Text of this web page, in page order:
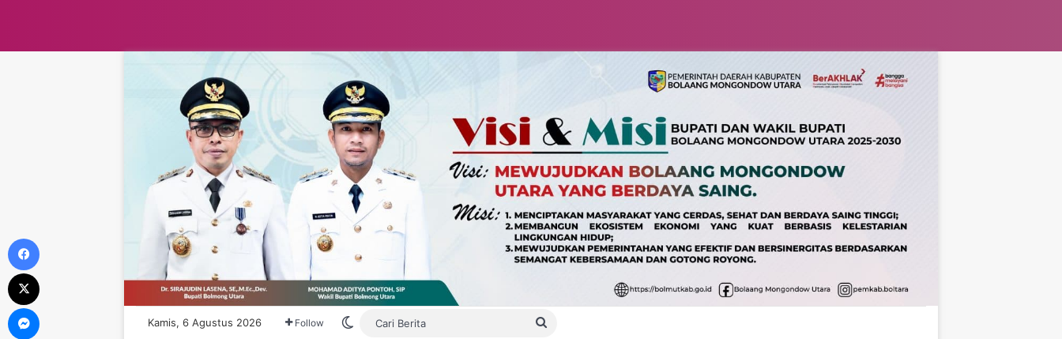
Kamis, 6 Agustus 2026 Follow Switch skin